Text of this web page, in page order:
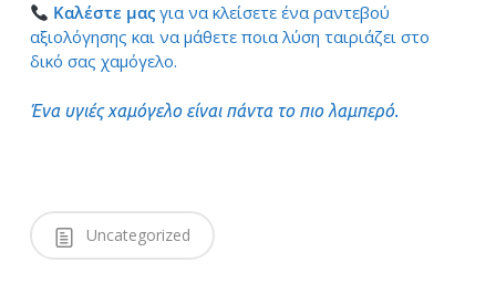
Καλέστε μαςγια να κλείσετε ένα ραντεβού
αξιολόγησης και να μάθετε ποια λύση ταιριάζει στο
δικό σας χαμόγελο.
Ένα υγιές χαμόγελο είναι πάντα το πιο λαμπερό.
Uncategorized